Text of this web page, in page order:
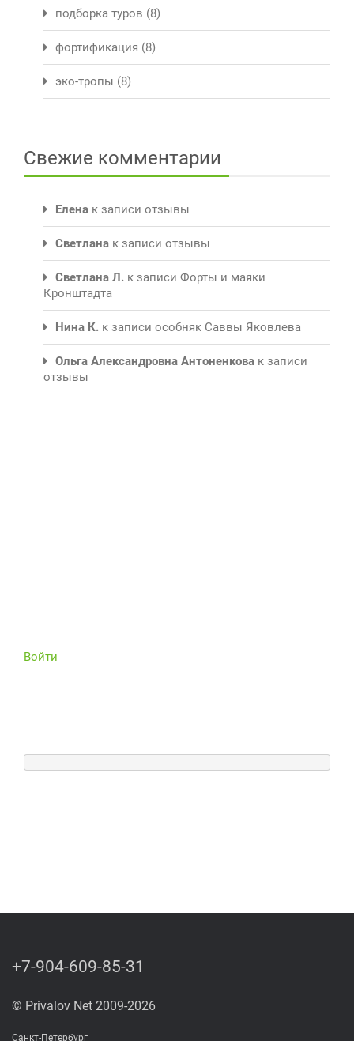
подборка туров (8)
фортификация (8)
эко-тропы (8)
Свежие комментарии
Елена к записи отзывы
Светлана к записи отзывы
Светлана Л. к записи Форты и маяки
Кронштадта
Нина К. к записи особняк Саввы Яковлева
Ольга Александровна Антоненкова к записи
отзывы
Войти
+7-904-609-85-31
© Privalov Net 2009-2026
Санкт-Петербург